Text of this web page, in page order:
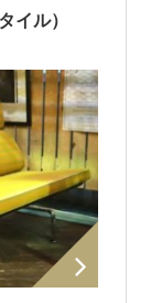
イル）